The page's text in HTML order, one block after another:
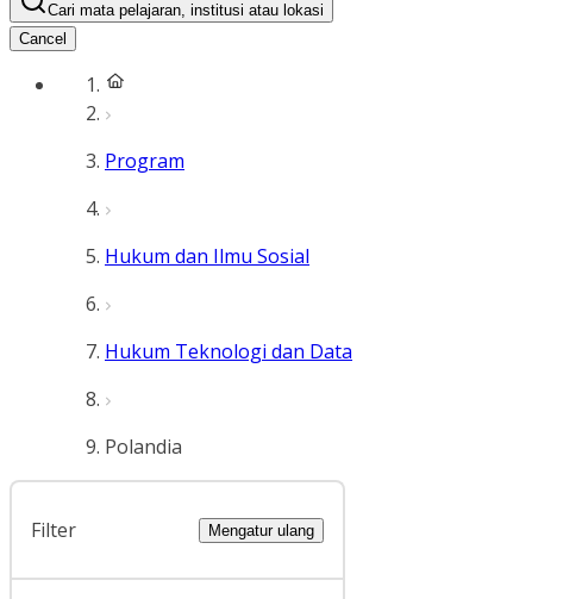
Cari mata pelajaran, institusi atau lokasi
Cancel
Program
Hukum dan Ilmu Sosial
Hukum Teknologi dan Data
Polandia
Filter Mengatur ulang